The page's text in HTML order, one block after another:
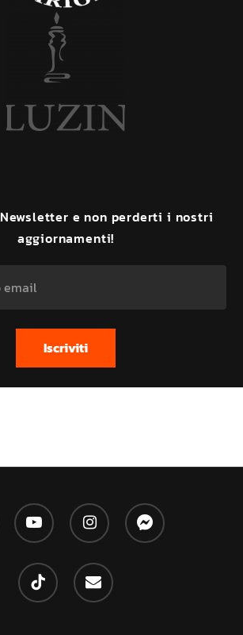
Newsletter e non perderti i nostri
aggiornamenti!
youtube instagram messenger
tiktok email